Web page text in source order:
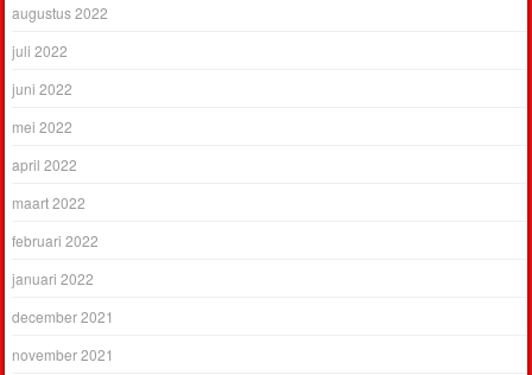
augustus 2022
juli 2022
juni 2022
mei 2022
april 2022
maart 2022
februari 2022
januari 2022
december 2021
november 2021